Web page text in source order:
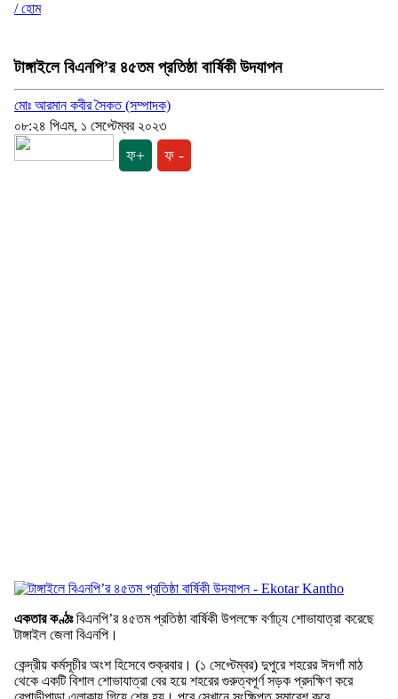
/ হোম
টাঙ্গাইলে বিএনপি’র ৪৫তম প্রতিষ্ঠা বার্ষিকী উদযাপন
মোঃ আরমান কবীর সৈকত (সম্পাদক)
০৮:২৪ পিএম, ১ সেপ্টেম্বর ২০২৩
ফ+ ফ -
একতার কণ্ঠঃবিএনপি’র ৪৫তম প্রতিষ্ঠা বার্ষিকী উপলক্ষে বর্ণাঢ্য শোভাযাত্রা করেছে
টাঙ্গাইল জেলা বিএনপি।
কেন্দ্রীয় কর্মসূচীর অংশ হিসেবে শুক্রবার। (১ সেপ্টেম্বর) দুপুরে শহরের ঈদগাঁ মাঠ
থেকে একটি বিশাল শোভাযাত্রা বের হয়ে শহরের গুরুত্বপূর্ণ সড়ক প্রদক্ষিণ করে